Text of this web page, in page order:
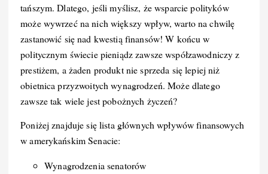
tańszym. Dlatego, jeśli myślisz, że wsparcie polityków
może wywrzeć na nich większy wpływ, warto na chwilę
zastanowić się nad kwestią finansów! W końcu w
politycznym świecie pieniądz zawsze współzawodniczy z
prestiżem, a żaden produkt nie sprzeda się lepiej niż
obietnica przyzwoitych wynagrodzeń. Może dlatego
zawsze tak wiele jest pobożnych życzeń?
Poniżej znajduje się lista głównych wpływów finansowych
w amerykańskim Senacie:
Wynagrodzenia senatorów